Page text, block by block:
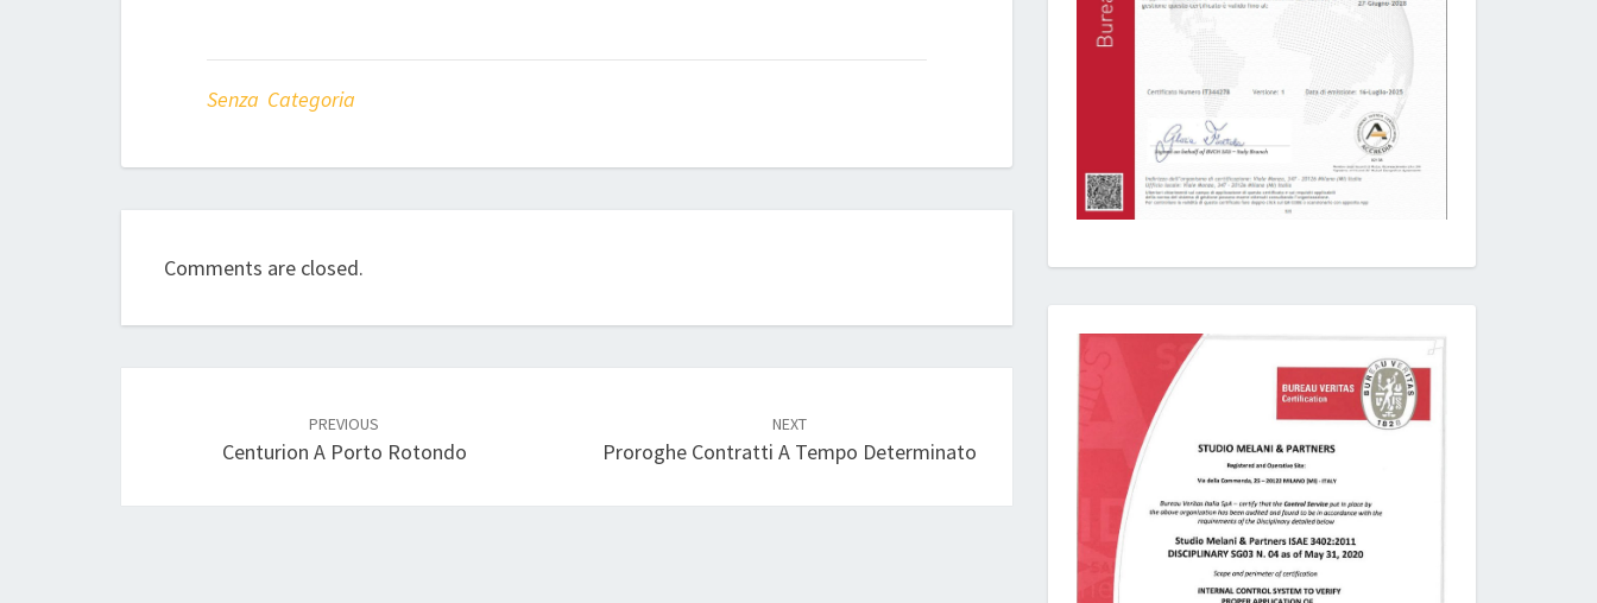
Senza Categoria
Comments are closed.
PREVIOUS
Centurion A Porto Rotondo
NEXT
Proroghe Contratti A Tempo Determinato